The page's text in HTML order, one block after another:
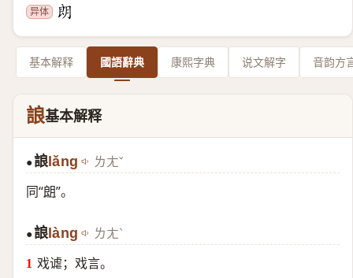
异体
基本解释 國語辭典 康熙字典 说文解字 音韵方
誏基本解释
●誏 lǎng ㄌㄤˇ
同“朗”。
●誏 làng ㄌㄤˋ
戏谑；戏言。